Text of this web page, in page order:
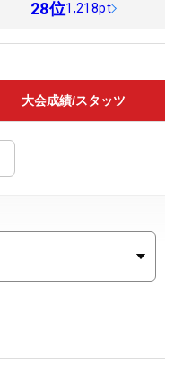
28位1,218pt
大会成績/スタッツ